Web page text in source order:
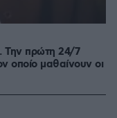
Την πρώτη 24/7
οποίο μαθαίνουν οι